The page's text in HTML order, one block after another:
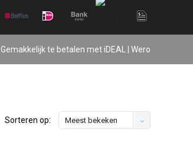
Gemakkelijk te betalen met iDEAL | Wero
Sorteren op: Meest bekeken